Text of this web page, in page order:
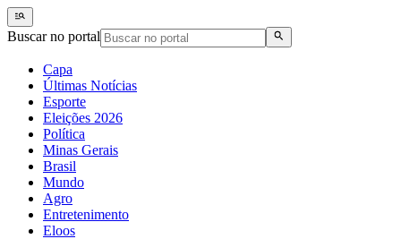
Buscar no portal
Capa
Últimas Notícias
Esporte
Eleições 2026
Política
Minas Gerais
Brasil
Mundo
Agro
Entretenimento
Eloos